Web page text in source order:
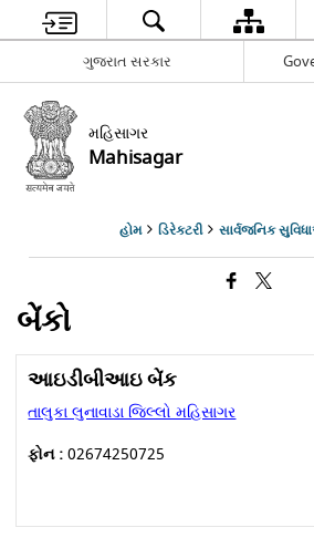
ગુજરાત સરકાર
મહિસાગર
Mahisagar
હોમ ડિરેક્ટરી સાર્વજનિક
બેંકો
આઇડીબીઆઇ બેંક
તાલુકા લુનાવાડા જિલ્લો મહિસાગર
ફોન :02674250725